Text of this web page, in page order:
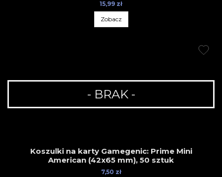
15,99 zł
Zobacz
- BRAK -
Koszulki na karty Gamegenic: Prime Mini
American (42x65 mm), 50 sztuk
7,50 zł